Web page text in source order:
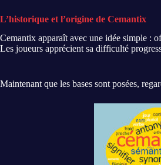
L’historique et l’origine de Cemantix
Cemantix apparaît avec une idée simple :
Les joueurs apprécient sa difficulté
Maintenant que les bases sont posées,